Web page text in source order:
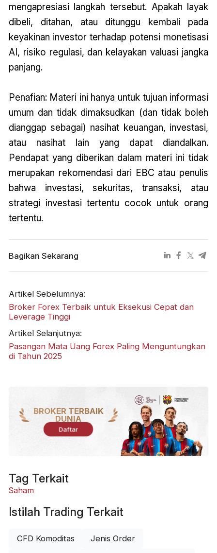
mengapresiasi langkah tersebut. Apakah layak
dibeli, ditahan, atau ditunggu kembali pada
keyakinan investor terhadap potensi monetisasi
AI, risiko regulasi, dan kelayakan valuasi jangka
panjang.
Penafian: Materi ini hanya untuk tujuan informasi
umum dan tidak dimaksudkan (dan tidak boleh
dianggap sebagai) nasihat keuangan, investasi,
atau nasihat lain yang dapat diandalkan.
Pendapat yang diberikan dalam materi ini tidak
merupakan rekomendasi dari EBC atau penulis
bahwa investasi, sekuritas, transaksi, atau
strategi investasi tertentu cocok untuk orang
tertentu.
Bagikan Sekarang
Artikel Sebelumnya:
Broker Forex Terbaik untuk Eksekusi Cepat dan
Leverage Tinggi
Artikel Selanjutnya:
Pasangan Mata Uang Forex Paling Menguntungkan
di Tahun 2025
BROKER TERBAIK
DUNIA
Daftar
Tag Terkait
Saham
Istilah Trading Terkait
CFD Komoditas Jenis Order